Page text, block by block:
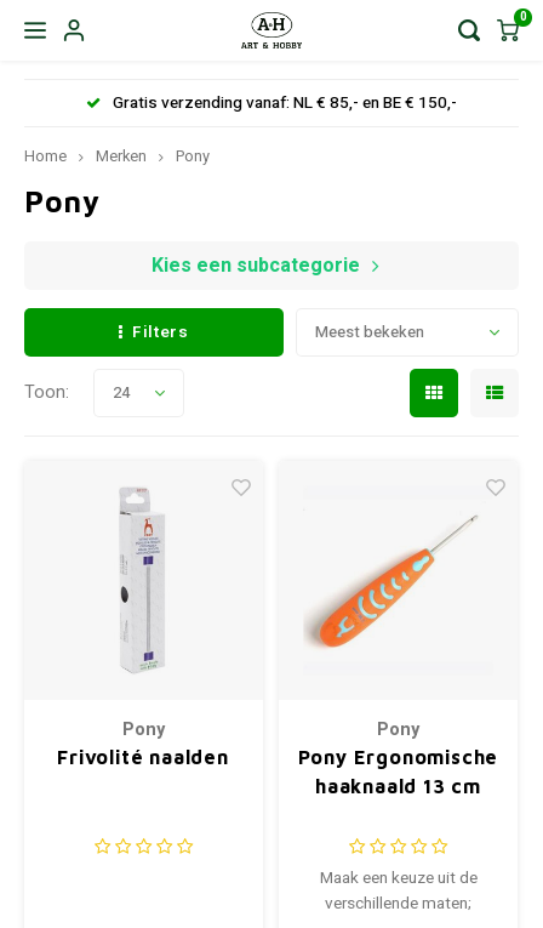
0
Gratis verzending vanaf: NL € 85,- en BE € 150,-
Home Merken Pony
Pony
Kies een subcategorie
Filters Meest bekeken
Toon: 24
Pony
Frivolité naalden
Pony
Pony Ergonomische
haaknaald 13 cm
Maak een keuze uit de
verschillende maten;